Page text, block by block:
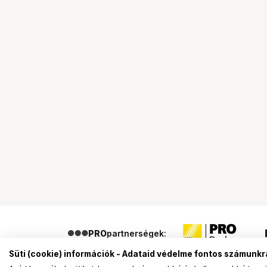
PROpartnerségek:
Süti (cookie) információk - Adataid védelme fontos